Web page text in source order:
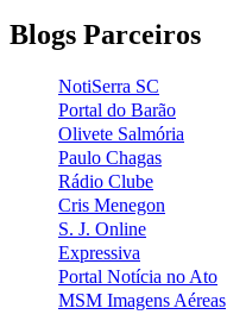
Blogs Parceiros
NotiSerra SC
Portal do Barão
Olivete Salmória
Paulo Chagas
Rádio Clube
Cris Menegon
S. J. Online
Expressiva
Portal Notícia no Ato
MSM Imagens Aéreas